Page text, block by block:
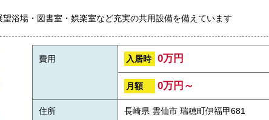
望浴場・図書室・娯楽室など充実の共用設備を備えています
費用 入居時 0万円
月額 0万円～
住所 長崎県 雲仙市 瑞穂町伊福甲681